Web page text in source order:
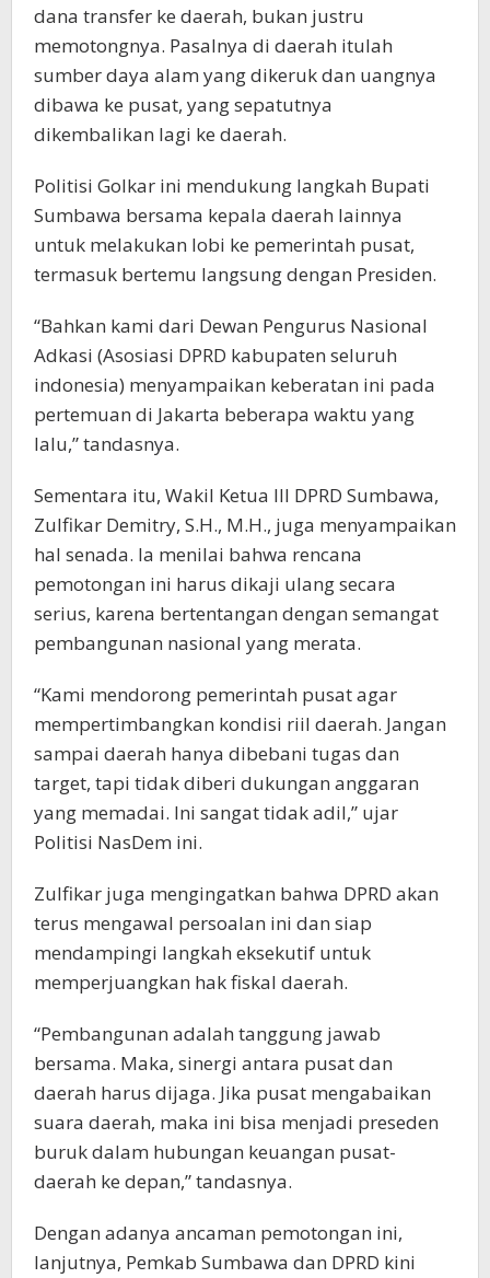
dana transfer ke daerah, bukan justru
memotongnya. Pasalnya di daerah itulah
sumber daya alam yang dikeruk dan uangnya
dibawa ke pusat, yang sepatutnya
dikembalikan lagi ke daerah.
Politisi Golkar ini mendukung langkah Bupati
Sumbawa bersama kepala daerah lainnya
untuk melakukan lobi ke pemerintah pusat,
termasuk bertemu langsung dengan Presiden.
“Bahkan kami dari Dewan Pengurus Nasional
Adkasi (Asosiasi DPRD kabupaten seluruh
indonesia) menyampaikan keberatan ini pada
pertemuan di Jakarta beberapa waktu yang
lalu,” tandasnya.
Sementara itu, Wakil Ketua III DPRD Sumbawa,
Zulfikar Demitry, S.H., M.H., juga menyampaikan
hal senada. Ia menilai bahwa rencana
pemotongan ini harus dikaji ulang secara
serius, karena bertentangan dengan semangat
pembangunan nasional yang merata.
“Kami mendorong pemerintah pusat agar
mempertimbangkan kondisi riil daerah. Jangan
sampai daerah hanya dibebani tugas dan
target, tapi tidak diberi dukungan anggaran
yang memadai. Ini sangat tidak adil,” ujar
Politisi NasDem ini.
Zulfikar juga mengingatkan bahwa DPRD akan
terus mengawal persoalan ini dan siap
mendampingi langkah eksekutif untuk
memperjuangkan hak fiskal daerah.
“Pembangunan adalah tanggung jawab
bersama. Maka, sinergi antara pusat dan
daerah harus dijaga. Jika pusat mengabaikan
suara daerah, maka ini bisa menjadi preseden
buruk dalam hubungan keuangan pusat-
daerah ke depan,” tandasnya.
Dengan adanya ancaman pemotongan ini,
lanjutnya, Pemkab Sumbawa dan DPRD kini